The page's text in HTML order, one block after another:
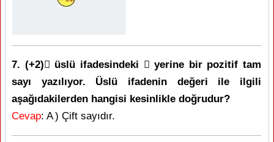
7. (+2) üslü ifadesindeki  yerine bir pozitif tam
sayı yazılıyor. Üslü ifadenin değeri ile ilgili
aşağıdakilerden hangisi kesinlikle doğrudur?
Cevap: A ) Çift sayıdır.